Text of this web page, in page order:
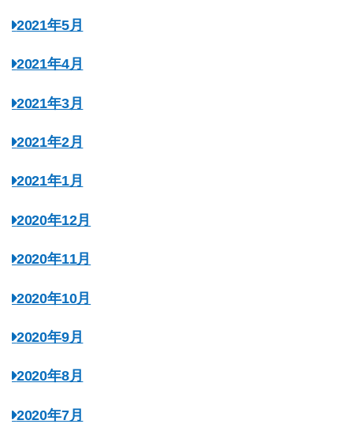
2021年5月
2021年4月
2021年3月
2021年2月
2021年1月
2020年12月
2020年11月
2020年10月
2020年9月
2020年8月
2020年7月